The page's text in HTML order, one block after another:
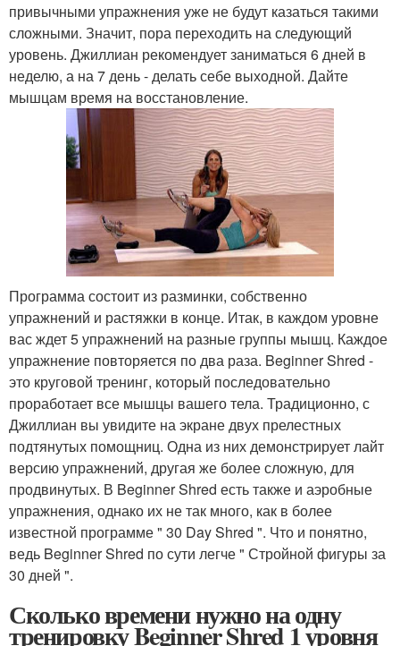
привычными упражнения уже не будут казаться такими
сложными. Значит, пора переходить на следующий
уровень. Джиллиан рекомендует заниматься 6 дней в
неделю, а на 7 день - делать себе выходной. Дайте
мышцам время на восстановление.
Программа состоит из разминки, собственно
упражнений и растяжки в конце. Итак, в каждом уровне
вас ждет 5 упражнений на разные группы мышц. Каждое
упражнение повторяется по два раза. Beginner Shred -
это круговой тренинг, который последовательно
проработает все мышцы вашего тела. Традиционно, с
Джиллиан вы увидите на экране двух прелестных
подтянутых помощниц. Одна из них демонстрирует лайт
версию упражнений, другая же более сложную, для
продвинутых. В Beginner Shred есть также и аэробные
упражнения, однако их не так много, как в более
известной программе " 30 Day Shred ". Что и понятно,
ведь Beginner Shred по сути легче " Стройной фигуры за
30 дней ".
Сколько времени нужно на одну
тренировку Beginner Shred 1 уровня